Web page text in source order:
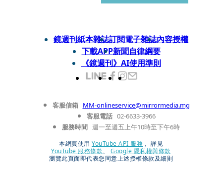
鏡週刊紙本雜誌訂閱電子雜誌內容授權
下載APP新聞自律綱要
《鏡週刊》AI使用準則
客服信箱 MM-onlineservice@mirrormedia.mg
客服電話 02-6633-3966
服務時間 週一至週五上午10時至下午6時
本網頁使用 YouTube API 服務 ， 詳見
YouTube 服務條款、
Google 隱私權與條款
瀏覽此頁面即代表您同意上述授權條款及細則